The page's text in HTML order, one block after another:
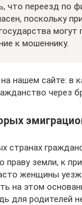
что переезд по
поскольку
могут
к мошеннику.
нашем сайте: в
через
странах
праву земли, к
женщины
на этом
для родителей